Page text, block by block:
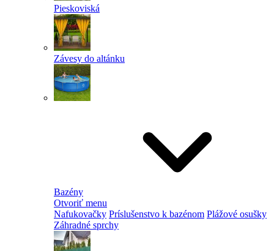
Pieskoviská
Závesy do altánku
Bazény
Otvoriť menu
Nafukovačky Príslušenstvo k bazénom Plážové osušky
Záhradné sprchy